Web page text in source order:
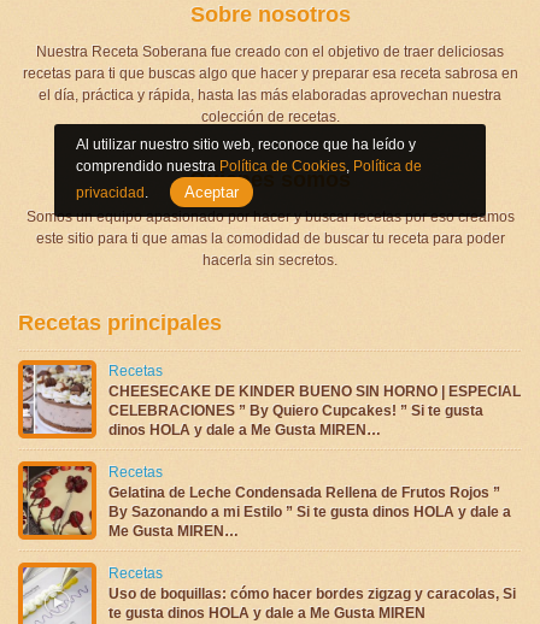
Sobre nosotros
Nuestra Receta Soberana fue creado con el objetivo de traer deliciosas
recetas para ti que buscas algo que hacer y preparar esa receta sabrosa en
el día, práctica y rápida, hasta las más elaboradas aprovechan nuestra
colección de recetas.
Quienes somos
Somos un equipo apasionado por hacer y buscar recetas por eso creamos
este sitio para ti que amas la comodidad de buscar tu receta para poder
hacerla sin secretos.
Recetas principales
Recetas
CHEESECAKE DE KINDER BUENO SIN HORNO | ESPECIAL
CELEBRACIONES ” By Quiero Cupcakes! ” Si te gusta
dinos HOLA y dale a Me Gusta MIREN…
Recetas
Gelatina de Leche Condensada Rellena de Frutos Rojos ”
By Sazonando a mi Estilo ” Si te gusta dinos HOLA y dale a
Me Gusta MIREN…
Recetas
Uso de boquillas: cómo hacer bordes zigzag y caracolas, Si
te gusta dinos HOLA y dale a Me Gusta MIREN
Al utilizar nuestro sitio web, reconoce que ha leído y
comprendido nuestra Política de Cookies, Política de
privacidad . Aceptar